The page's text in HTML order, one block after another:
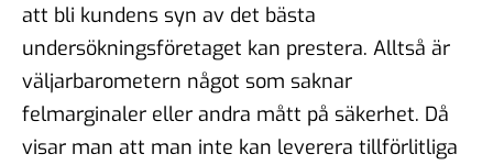
att bli kundens syn av det bästa
undersökningsföretaget kan prestera. Alltså är
väljarbarometern något som saknar
felmarginaler eller andra mått på säkerhet. Då
visar man att man inte kan leverera tillförlitliga